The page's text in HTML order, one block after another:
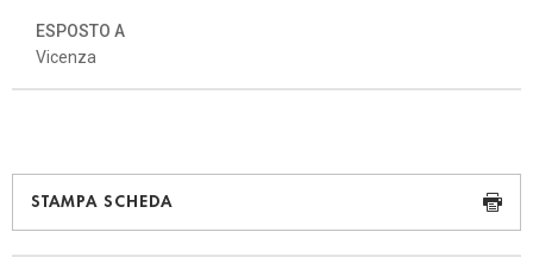
ESPOSTO A
Vicenza
STAMPA SCHEDA